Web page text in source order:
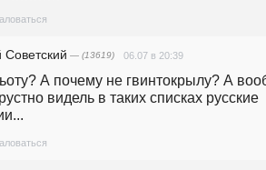
Советский — (13619) 06.07 в 20:39
А почему не гвинтокрылу? А
видель в таких списках русские